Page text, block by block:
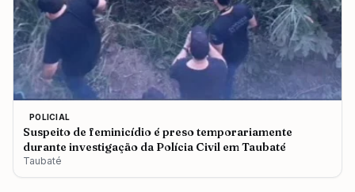
POLICIAL
Suspeito de feminicídio é preso temporariamente
durante investigação da Polícia Civil em Taubaté
Taubaté